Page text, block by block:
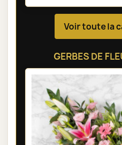
Voir toute la
GERBES DE